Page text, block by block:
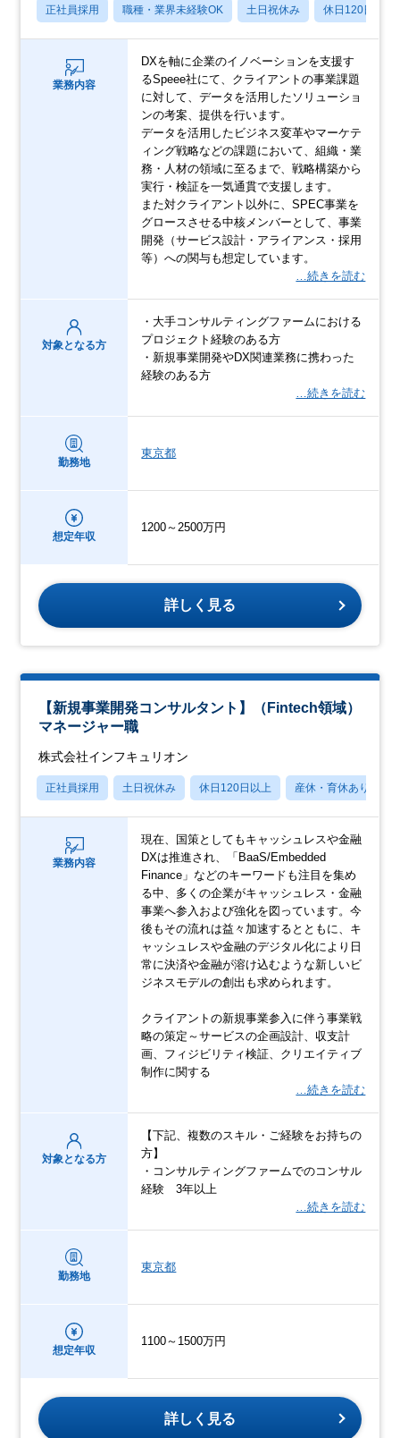
正社員採用 職種・業界未経験OK 土日祝休み 休日120日以上
業務内容
DXを軸に企業のイノベーションを支援す
るSpeee社にて、クライアントの事業課題
に対して、データを活用したソリューショ
ンの考案、提供を行います。
データを活用したビジネス変革やマーケテ
ィング戦略などの課題において、組織・業
務・人材の領域に至るまで、戦略構築から
実行・検証を一気通貫で支援します。
また対クライアント以外に、SPEC事業を
グロースさせる中核メンバーとして、事業
開発（サービス設計・アライアンス・採用
等）への関与も想定しています。
…続きを読む
対象となる方
・大手コンサルティングファームにおける
プロジェクト経験のある方
・新規事業開発やDX関連業務に携わった
経験のある方
…続きを読む
勤務地
東京都
想定年収
1200～2500万円
詳しく見る
【新規事業開発コンサルタント】（Fintech領域）
マネージャー職
株式会社インフキュリオン
正社員採用 土日祝休み 休日120日以上 産休・育休あり
業務内容
現在、国策としてもキャッシュレスや金融
DXは推進され、「BaaS/Embedded
Finance」などのキーワードも注目を集め
る中、多くの企業がキャッシュレス・金融
事業へ参入および強化を図っています。今
後もその流れは益々加速するとともに、キ
ャッシュレスや金融のデジタル化により日
常に決済や金融が溶け込むような新しいビ
ジネスモデルの創出も求められます。
クライアントの新規事業参入に伴う事業戦
略の策定～サービスの企画設計、収支計
画、フィジビリティ検証、クリエイティブ
制作に関する
…続きを読む
対象となる方
【下記、複数のスキル・ご経験をお持ちの
方】
・コンサルティングファームでのコンサル
経験 3年以上
…続きを読む
勤務地
東京都
想定年収
1100～1500万円
詳しく見る